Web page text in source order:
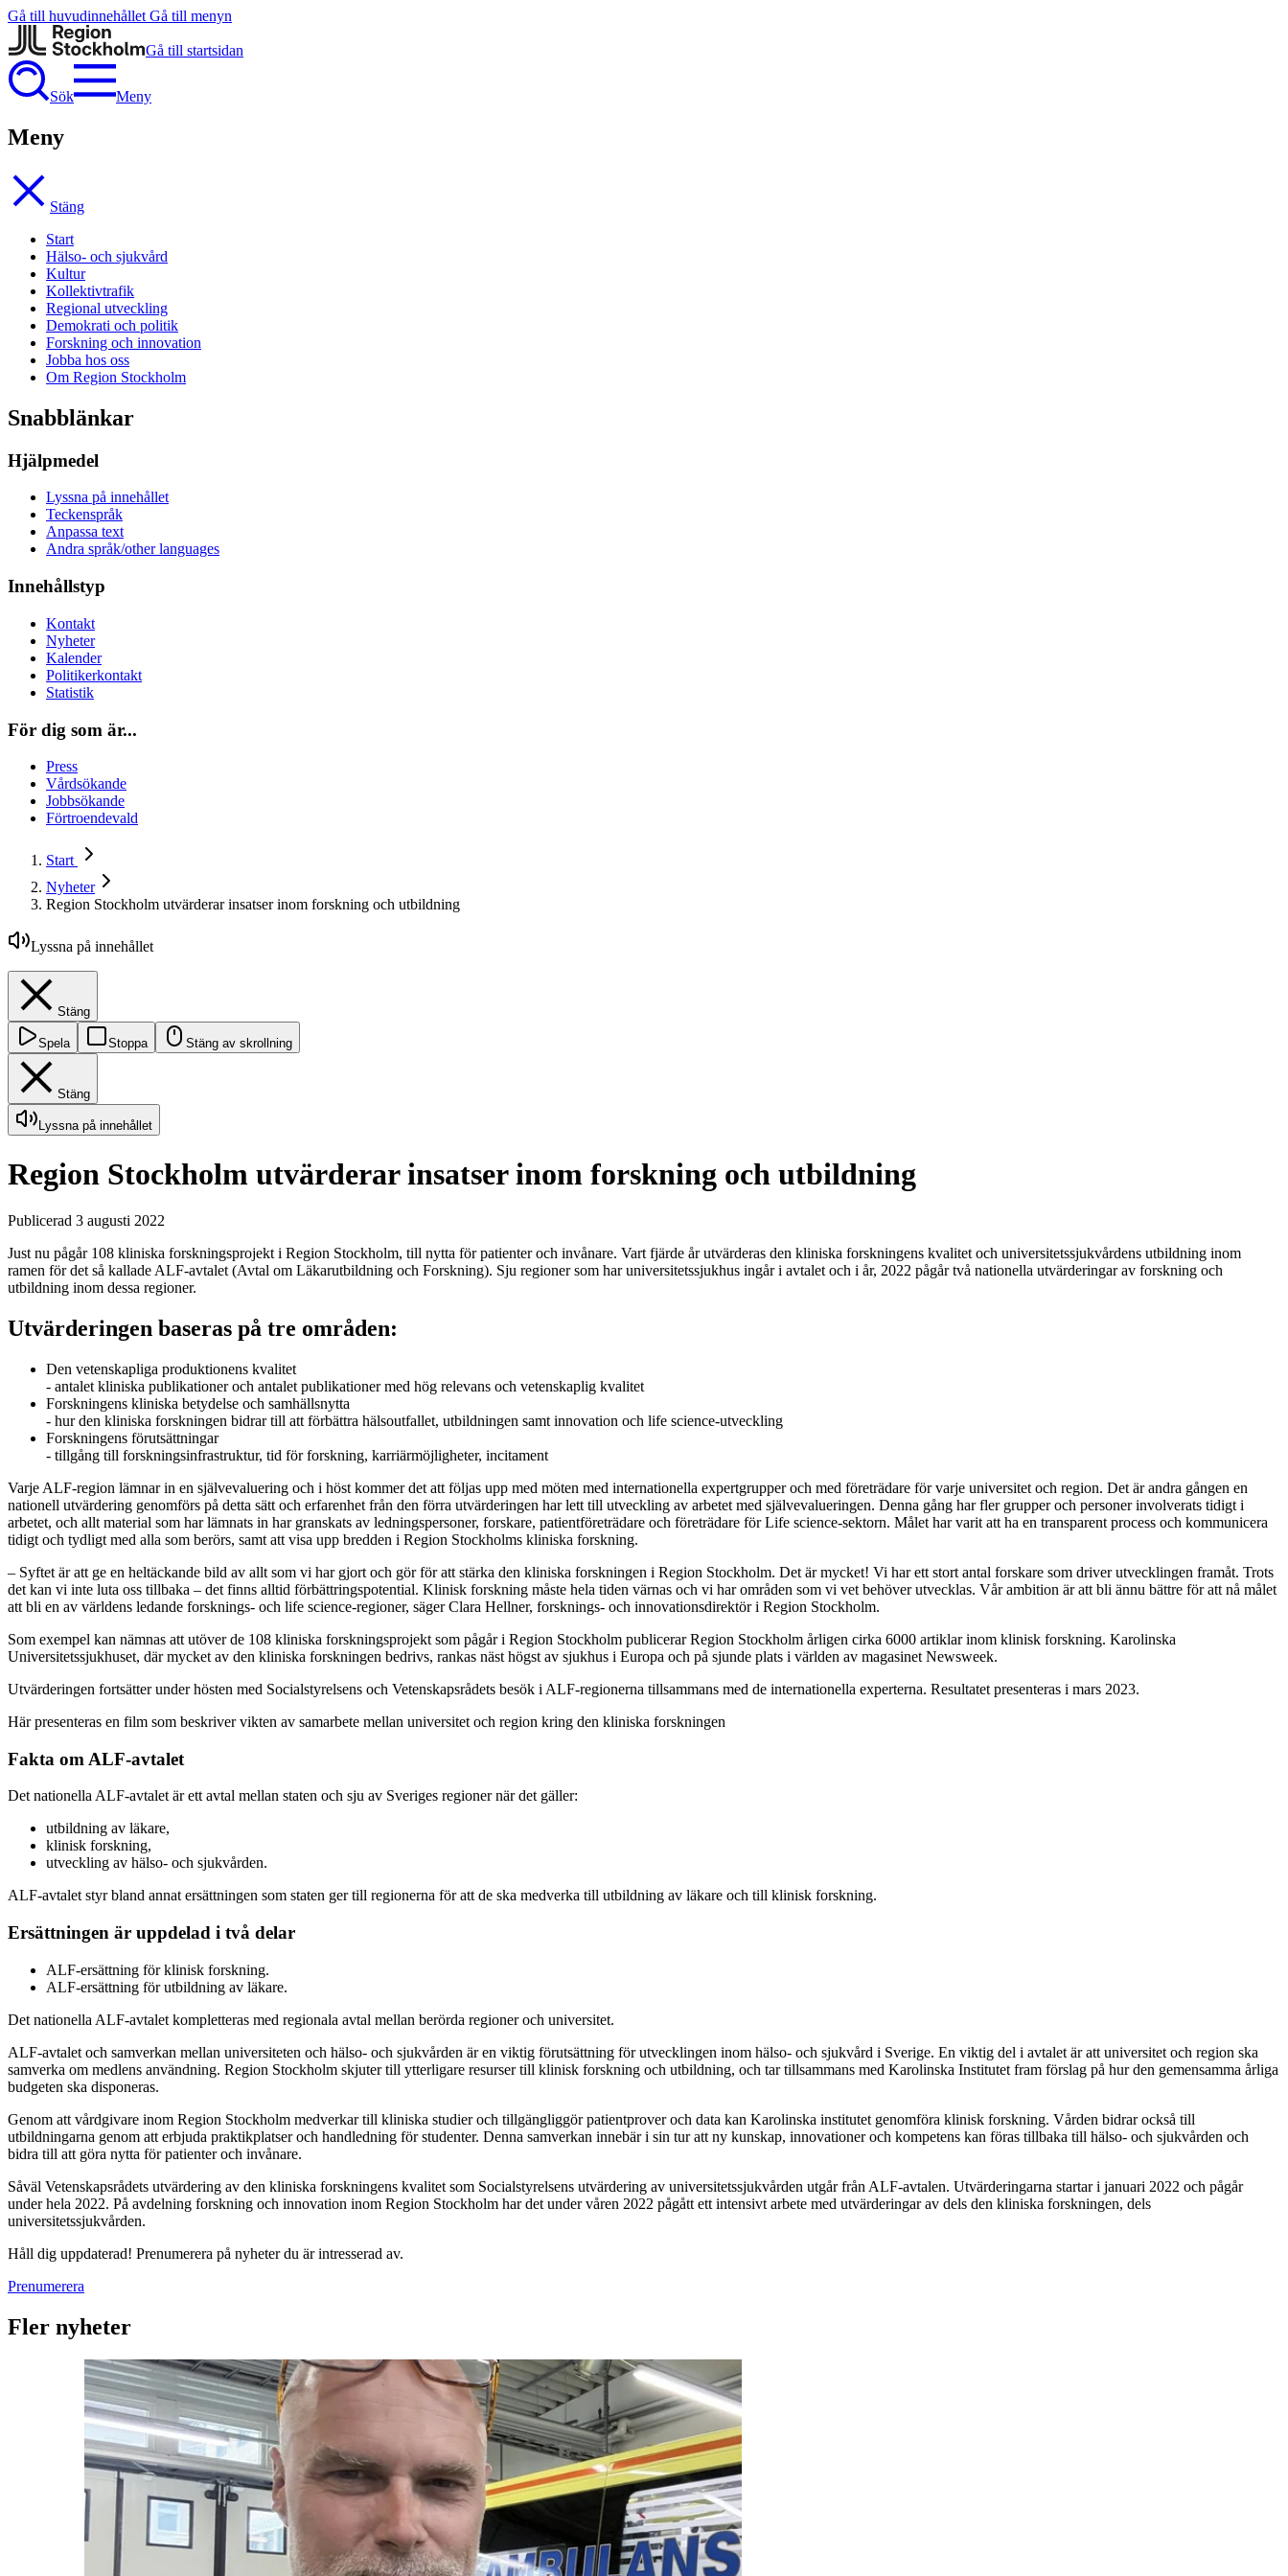
Gå till huvudinnehållet Gå till menyn
Gå till startsidan
Sök Meny
Meny
Stäng
Start
Hälso- och sjukvård
Kultur
Kollektivtrafik
Regional utveckling
Demokrati och politik
Forskning och innovation
Jobba hos oss
Om Region Stockholm
Snabblänkar
Hjälpmedel
Lyssna på innehållet
Teckenspråk
Anpassa text
Andra språk/other languages
Innehållstyp
Kontakt
Nyheter
Kalender
Politikerkontakt
Statistik
För dig som är...
Press
Vårdsökande
Jobbsökande
Förtroendevald
Start
Nyheter
Region Stockholm utvärderar insatser inom forskning och utbildning
Lyssna på innehållet
Stäng
Spela Stoppa Stäng av skrollning
Stäng
Lyssna på innehållet
Region Stockholm utvärderar insatser inom forskning och utbildning
Publicerad 3 augusti 2022
Just nu pågår 108 kliniska forskningsprojekt i Region Stockholm, till nytta för patienter och invånare. Vart fjärde år utvärderas den kliniska forskningens kvalitet och universitetssjukvårdens utbildning inom
ramen för det så kallade ALF-avtalet (Avtal om Läkarutbildning och Forskning). Sju regioner som har universitetssjukhus ingår i avtalet och i år, 2022 pågår två nationella utvärderingar av forskning och
utbildning inom dessa regioner.
Utvärderingen baseras på tre områden:
Den vetenskapliga produktionens kvalitet
- antalet kliniska publikationer och antalet publikationer med hög relevans och vetenskaplig kvalitet
Forskningens kliniska betydelse och samhällsnytta
- hur den kliniska forskningen bidrar till att förbättra hälsoutfallet, utbildningen samt innovation och life science-utveckling
Forskningens förutsättningar
- tillgång till forskningsinfrastruktur, tid för forskning, karriärmöjligheter, incitament
Varje ALF-region lämnar in en självevaluering och i höst kommer det att följas upp med möten med internationella expertgrupper och med företrädare för varje universitet och region. Det är andra gången en
nationell utvärdering genomförs på detta sätt och erfarenhet från den förra utvärderingen har lett till utveckling av arbetet med självevalueringen. Denna gång har fler grupper och personer involverats tidigt i
arbetet, och allt material som har lämnats in har granskats av ledningspersoner, forskare, patientföreträdare och företrädare för Life science-sektorn. Målet har varit att ha en transparent process och kommunicera
tidigt och tydligt med alla som berörs, samt att visa upp bredden i Region Stockholms kliniska forskning.
– Syftet är att ge en heltäckande bild av allt som vi har gjort och gör för att stärka den kliniska forskningen i Region Stockholm. Det är mycket! Vi har ett stort antal forskare som driver utvecklingen framåt. Trots
det kan vi inte luta oss tillbaka – det finns alltid förbättringspotential. Klinisk forskning måste hela tiden värnas och vi har områden som vi vet behöver utvecklas. Vår ambition är att bli ännu bättre för att nå målet
att bli en av världens ledande forsknings- och life science-regioner, säger Clara Hellner, forsknings- och innovationsdirektör i Region Stockholm.
Som exempel kan nämnas att utöver de 108 kliniska forskningsprojekt som pågår i Region Stockholm publicerar Region Stockholm årligen cirka 6000 artiklar inom klinisk forskning. Karolinska
Universitetssjukhuset, där mycket av den kliniska forskningen bedrivs, rankas näst högst av sjukhus i Europa och på sjunde plats i världen av magasinet Newsweek.
Utvärderingen fortsätter under hösten med Socialstyrelsens och Vetenskapsrådets besök i ALF-regionerna tillsammans med de internationella experterna. Resultatet presenteras i mars 2023.
Här presenteras en film som beskriver vikten av samarbete mellan universitet och region kring den kliniska forskningen
Fakta om ALF-avtalet
Det nationella ALF-avtalet är ett avtal mellan staten och sju av Sveriges regioner när det gäller:
utbildning av läkare,
klinisk forskning,
utveckling av hälso- och sjukvården.
ALF-avtalet styr bland annat ersättningen som staten ger till regionerna för att de ska medverka till utbildning av läkare och till klinisk forskning.
Ersättningen är uppdelad i två delar
ALF-ersättning för klinisk forskning.
ALF-ersättning för utbildning av läkare.
Det nationella ALF-avtalet kompletteras med regionala avtal mellan berörda regioner och universitet.
ALF-avtalet och samverkan mellan universiteten och hälso- och sjukvården är en viktig förutsättning för utvecklingen inom hälso- och sjukvård i Sverige. En viktig del i avtalet är att universitet och region ska
samverka om medlens användning. Region Stockholm skjuter till ytterligare resurser till klinisk forskning och utbildning, och tar tillsammans med Karolinska Institutet fram förslag på hur den gemensamma årliga
budgeten ska disponeras.
Genom att vårdgivare inom Region Stockholm medverkar till kliniska studier och tillgängliggör patientprover och data kan Karolinska institutet genomföra klinisk forskning. Vården bidrar också till
utbildningarna genom att erbjuda praktikplatser och handledning för studenter. Denna samverkan innebär i sin tur att ny kunskap, innovationer och kompetens kan föras tillbaka till hälso- och sjukvården och
bidra till att göra nytta för patienter och invånare.
Såväl Vetenskapsrådets utvärdering av den kliniska forskningens kvalitet som Socialstyrelsens utvärdering av universitetssjukvården utgår från ALF-avtalen. Utvärderingarna startar i januari 2022 och pågår
under hela 2022. På avdelning forskning och innovation inom Region Stockholm har det under våren 2022 pågått ett intensivt arbete med utvärderingar av dels den kliniska forskningen, dels
universitetssjukvården.
Håll dig uppdaterad! Prenumerera på nyheter du är intresserad av.
Prenumerera
Fler nyheter